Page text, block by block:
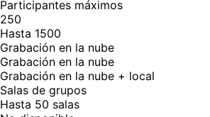
Participantes máximos
250
Hasta 1500
Grabación en la nube
Grabación en la nube
Grabación en la nube + local
Salas de grupos
Hasta 50 salas